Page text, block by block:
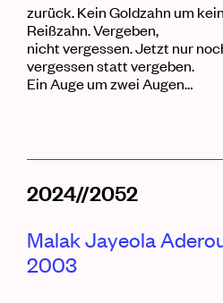
zurück. Kein Goldzahn um kein
Reißzahn. Vergeben,
nicht vergessen. Jetzt nur
vergessen statt vergeben.
Ein Auge um zwei Augen…
2024//2052
Malak Jayeola
2003